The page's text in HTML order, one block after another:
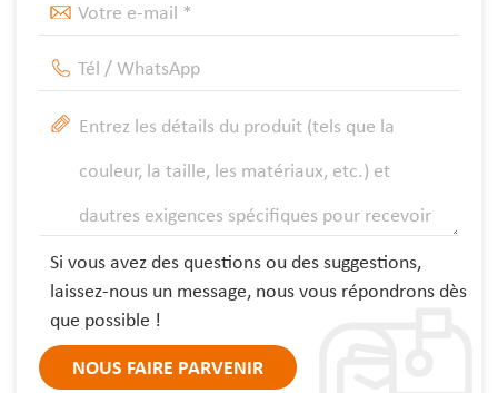
Si vous avez des questions ou des suggestions,
laissez-nous un message, nous vous répondrons dès
que possible !